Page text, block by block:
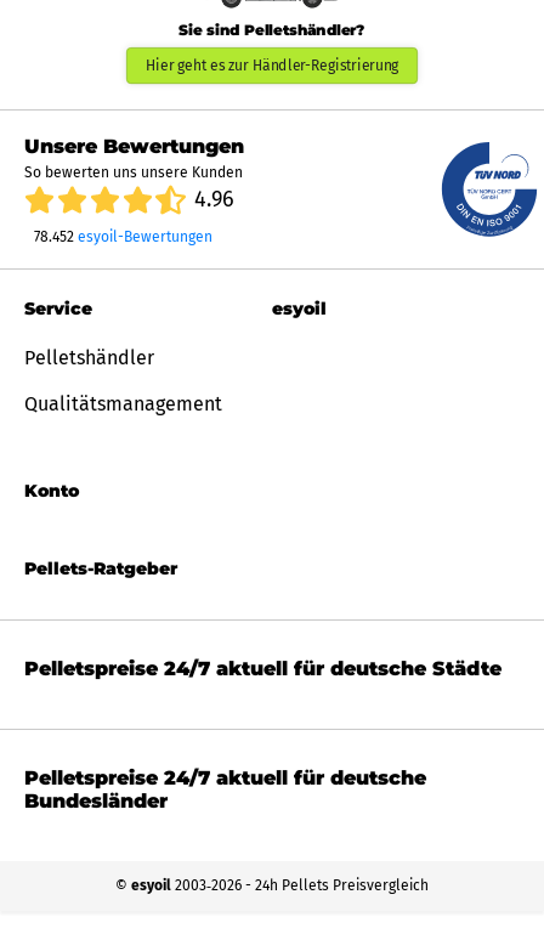
Sie sind Pelletshändler?
Hier geht es zur Händler-Registrierung
Unsere Bewertungen
So bewerten uns unsere Kunden
4.96
78.452 esyoil-Bewertungen
Pellets-Ratgeber
Service
Pelletshändler
Qualitätsmanagement
Konto
esyoil
Pelletspreise 24/7 aktuell für deutsche Städte
Pelletspreise 24/7 aktuell für deutsche
Bundesländer
© esyoil 2003‐2026 - 24h Pellets Preisvergleich